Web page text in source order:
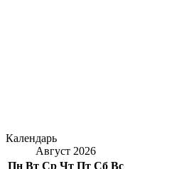
Календарь
Август 2026
Пн Вт Ср Чт Пт Сб Вс